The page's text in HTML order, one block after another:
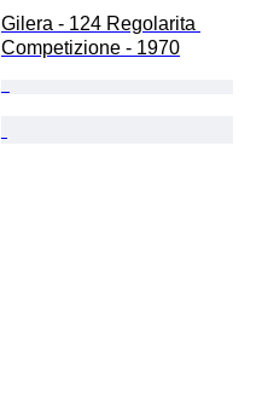
Gilera - 124 Regolarita
Competizione - 1970